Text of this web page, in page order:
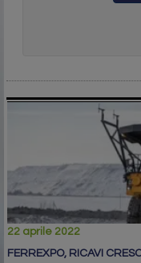
22 aprile 2022
FERREXPO, RICAVI